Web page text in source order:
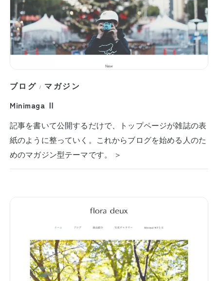
ブログ / マガジン
Minimaga Ⅱ
記事を書いて公開するだけで、トップページが雑誌の表
紙のように整っていく。これからブログを始める人のた
めのマガジン型テーマです。 ＞